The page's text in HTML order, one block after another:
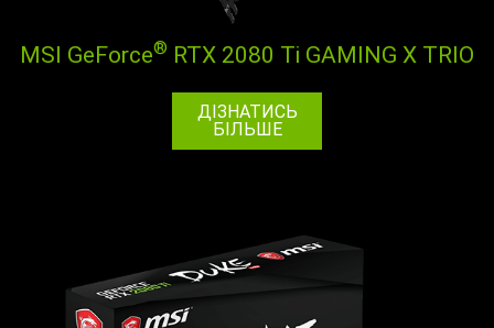
MSI GeForce® RTX 2080 Ti GAMING X TRIO
ДІЗНАТИСЬ
БІЛЬШЕ